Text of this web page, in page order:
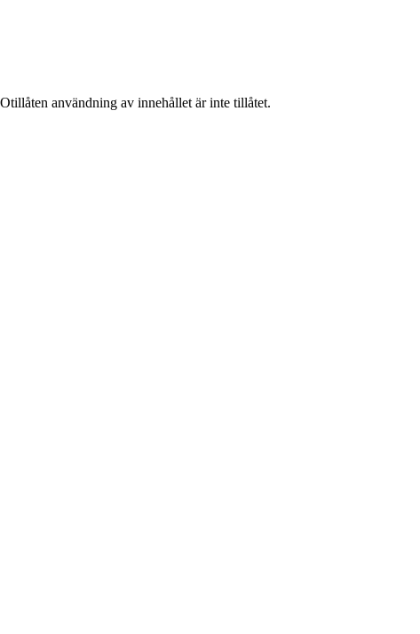
användning av innehållet är inte tillåtet.